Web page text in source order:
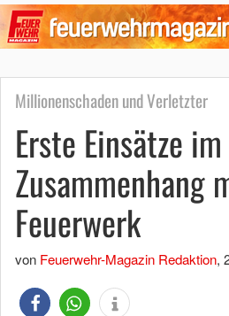
Millionenschaden und Verletzter
Erste Einsätze im
Zusammenhang
Feuerwerk
von Feuerwehr-Magazin Redaktion,